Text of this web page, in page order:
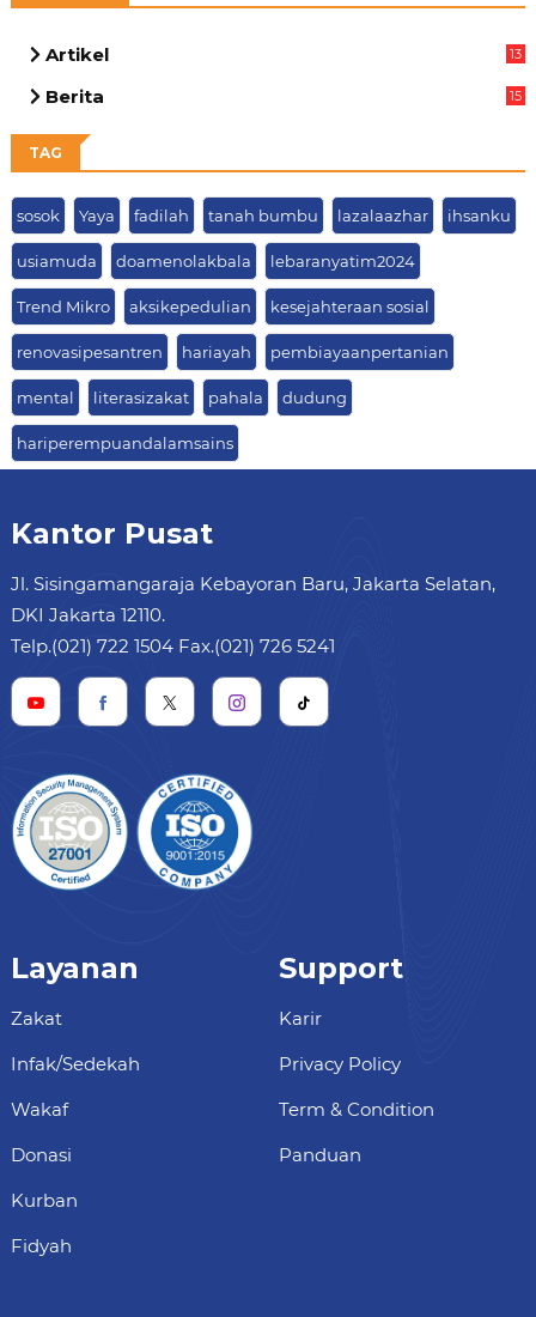
Artikel
13
Berita
15
TAG
sosok Yaya fadilah tanah bumbu lazalaazhar ihsanku
usiamuda doamenolakbala lebaranyatim2024
Trend Mikro aksikepedulian kesejahteraan sosial
renovasipesantren hariayah pembiayaanpertanian
mental literasizakat pahala dudung
hariperempuandalamsains
Kantor Pusat
Jl. Sisingamangaraja Kebayoran Baru, Jakarta Selatan,
DKI Jakarta 12110.
Telp.(021) 722 1504 Fax.(021) 726 5241
Layanan
Zakat
Infak/Sedekah
Wakaf
Donasi
Kurban
Fidyah
Support
Karir
Privacy Policy
Term & Condition
Panduan